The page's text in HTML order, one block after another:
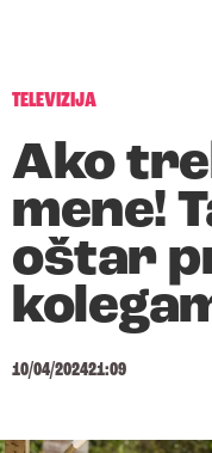
TELEVIZIJA
Ako
mene!
oštar
10/04/202421:09